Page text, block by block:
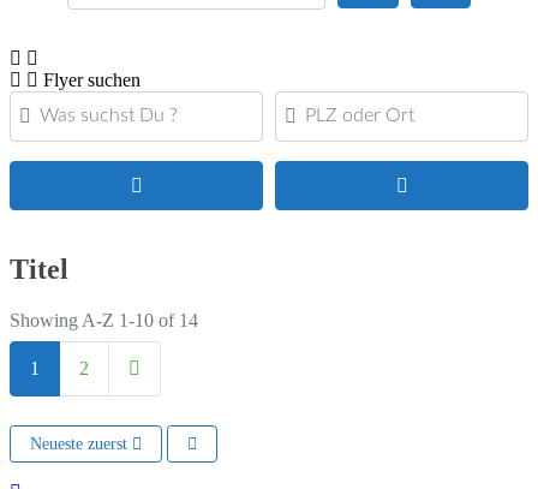
Flyer suchen
Was suchst Du ?
PLZ oder Ort
Titel
Showing A-Z 1-10 of 14
Posts navigation
1 2 Ältere Beiträge
Neueste zuerst